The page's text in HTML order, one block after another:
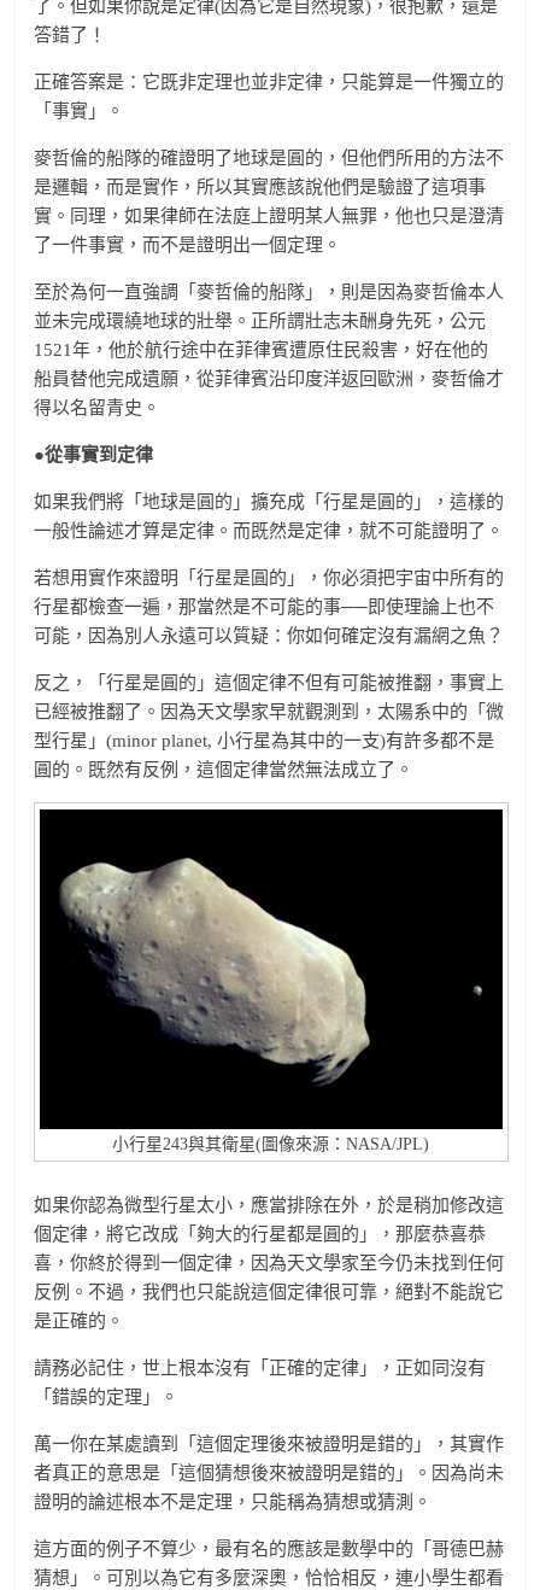
了。但如果你說是定律(因為它是自然現象)，很抱歉，還是
答錯了！
正確答案是：它既非定理也並非定律，只能算是一件獨立的
「事實」。
麥哲倫的船隊的確證明了地球是圓的，但他們所用的方法不
是邏輯，而是實作，所以其實應該說他們是驗證了這項事
實。同理，如果律師在法庭上證明某人無罪，他也只是澄清
了一件事實，而不是證明出一個定理。
至於為何一直強調「麥哲倫的船隊」，則是因為麥哲倫本人
並未完成環繞地球的壯舉。正所謂壯志未酬身先死，公元
1521年，他於航行途中在菲律賓遭原住民殺害，好在他的
船員替他完成遺願，從菲律賓沿印度洋返回歐洲，麥哲倫才
得以名留青史。
●從事實到定律
如果我們將「地球是圓的」擴充成「行星是圓的」，這樣的
一般性論述才算是定律。而既然是定律，就不可能證明了。
若想用實作來證明「行星是圓的」，你必須把宇宙中所有的
行星都檢查一遍，那當然是不可能的事──即使理論上也不
可能，因為別人永遠可以質疑：你如何確定沒有漏網之魚？
反之，「行星是圓的」這個定律不但有可能被推翻，事實上
已經被推翻了。因為天文學家早就觀測到，太陽系中的「微
型行星」(minor planet, 小行星為其中的一支)有許多都不是
圓的。既然有反例，這個定律當然無法成立了。
小行星243與其衛星(圖像來源：NASA/JPL)
如果你認為微型行星太小，應當排除在外，於是稍加修改這
個定律，將它改成「夠大的行星都是圓的」，那麼恭喜恭
喜，你終於得到一個定律，因為天文學家至今仍未找到任何
反例。不過，我們也只能說這個定律很可靠，絕對不能說它
是正確的。
請務必記住，世上根本沒有「正確的定律」，正如同沒有
「錯誤的定理」。
萬一你在某處讀到「這個定理後來被證明是錯的」，其實作
者真正的意思是「這個猜想後來被證明是錯的」。因為尚未
證明的論述根本不是定理，只能稱為猜想或猜測。
這方面的例子不算少，最有名的應該是數學中的「哥德巴赫
猜想」。可別以為它有多麼深奧，恰恰相反，連小學生都看